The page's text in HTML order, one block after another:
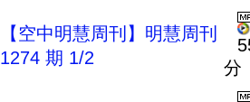
【空中明慧周刊】明慧周刊
1274 期 1/2
分